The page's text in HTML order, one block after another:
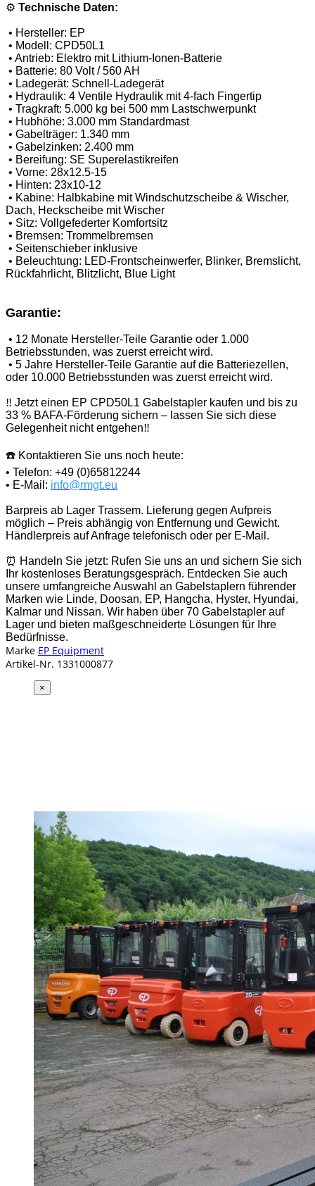
⚙️ Technische Daten:
• Hersteller: EP
• Modell: CPD50L1
• Antrieb: Elektro mit Lithium-Ionen-Batterie
• Batterie: 80 Volt / 560 AH
• Ladegerät: Schnell-Ladegerät
• Hydraulik: 4 Ventile Hydraulik mit 4-fach Fingertip
• Tragkraft: 5.000 kg bei 500 mm Lastschwerpunkt
• Hubhöhe: 3.000 mm Standardmast
• Gabelträger: 1.340 mm
• Gabelzinken: 2.400 mm
• Bereifung: SE Superelastikreifen
• Vorne: 28x12.5-15
• Hinten: 23x10-12
• Kabine: Halbkabine mit Windschutzscheibe & Wischer,
Dach, Heckscheibe mit Wischer
• Sitz: Vollgefederter Komfortsitz
• Bremsen: Trommelbremsen
• Seitenschieber inklusive
• Beleuchtung: LED-Frontscheinwerfer, Blinker, Bremslicht,
Rückfahrlicht, Blitzlicht, Blue Light
Garantie:
• 12 Monate Hersteller-Teile Garantie oder 1.000
Betriebsstunden, was zuerst erreicht wird.
• 5 Jahre Hersteller-Teile Garantie auf die Batteriezellen,
oder 10.000 Betriebsstunden was zuerst erreicht wird.
‼️ Jetzt einen EP CPD50L1 Gabelstapler kaufen und bis zu
33 % BAFA-Förderung sichern – lassen Sie sich diese
Gelegenheit nicht entgehen‼️
☎️ Kontaktieren Sie uns noch heute:
• Telefon: +49 (0)65812244
• E-Mail: info@rmgt.eu
Barpreis ab Lager Trassem. Lieferung gegen Aufpreis
möglich – Preis abhängig von Entfernung und Gewicht.
Händlerpreis auf Anfrage telefonisch oder per E-Mail.
⏰ Handeln Sie jetzt: Rufen Sie uns an und sichern Sie sich
Ihr kostenloses Beratungsgespräch. Entdecken Sie auch
unsere umfangreiche Auswahl an Gabelstaplern führender
Marken wie Linde, Doosan, EP, Hangcha, Hyster, Hyundai,
Kalmar und Nissan. Wir haben über 70 Gabelstapler auf
Lager und bieten maßgeschneiderte Lösungen für Ihre
Bedürfnisse.
Marke EP Equipment
Artikel-Nr. 1331000877
×